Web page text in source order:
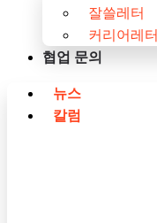
잘쓸레터
커리어레터
협업 문의
뉴스
칼럼